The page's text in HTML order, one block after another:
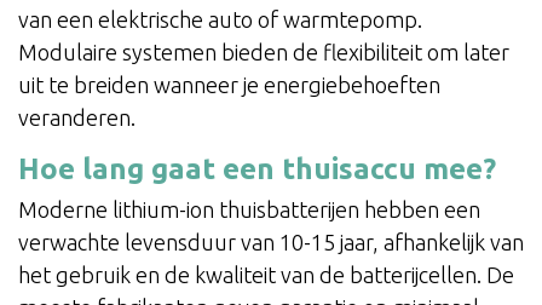
van een elektrische auto of warmtepomp.
Modulaire systemen bieden de flexibiliteit om later
uit te breiden wanneer je energiebehoeften
veranderen.
Hoe lang gaat een thuisaccu mee?
Moderne lithium-ion thuisbatterijen hebben een
verwachte levensduur van 10-15 jaar, afhankelijk van
het gebruik en de kwaliteit van de batterijcellen. De